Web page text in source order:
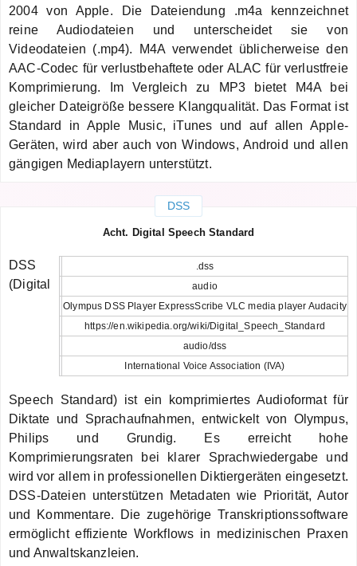
2004 von Apple. Die Dateiendung .m4a kennzeichnet
reine Audiodateien und unterscheidet sie von
Videodateien (.mp4). M4A verwendet üblicherweise den
AAC-Codec für verlustbehaftete oder ALAC für verlustfreie
Komprimierung. Im Vergleich zu MP3 bietet M4A bei
gleicher Dateigröße bessere Klangqualität. Das Format ist
Standard in Apple Music, iTunes und auf allen Apple-
Geräten, wird aber auch von Windows, Android und allen
gängigen Mediaplayern unterstützt.
DSS
Acht. Digital Speech Standard
.dss
audio
Olympus DSS Player ExpressScribe VLC media player Audacity
https://en.wikipedia.org/wiki/Digital_Speech_Standard
audio/dss
International Voice Association (IVA)
DSS
(Digital
Speech Standard) ist ein komprimiertes Audioformat für
Diktate und Sprachaufnahmen, entwickelt von Olympus,
Philips und Grundig. Es erreicht hohe
Komprimierungsraten bei klarer Sprachwiedergabe und
wird vor allem in professionellen Diktiergeräten eingesetzt.
DSS-Dateien unterstützen Metadaten wie Priorität, Autor
und Kommentare. Die zugehörige Transkriptionssoftware
ermöglicht effiziente Workflows in medizinischen Praxen
und Anwaltskanzleien.